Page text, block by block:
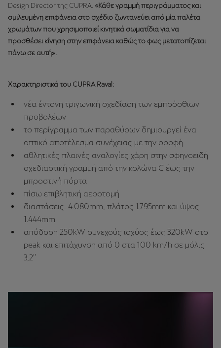
Design Director της CUPRA. «Κάθε γραμμή περιγράμματος και
σμιλευμένη επιφάνεια στο σχέδιο ζωντανεύει από μία παλέτα
χρωμάτων που χρησιμοποιεί κινητικά σωματίδια για να
προσθέσει κίνηση στην επιφάνεια καθώς το φως μετατοπίζεται
πάνω σε αυτή».
Χαρακτηριστικά του CUPRA Raval:
νέα έντονη τριγωνική σχεδίαση των εμπρόσθιων
προβολέων
το περίγραμμα των παραθύρων δημιουργεί ένα
οπτικό αποτέλεσμα συνέχειας με την οροφή
αθλητικές πλαινές αναλογίες χάρη στην σφηνοειδή
σχεδιαστική γραμμή από την κολώνα C έως την
μπροστινή πόρτα
πίσω επιβλητική αεροτομή
διαστάσεις: 4.080mm, πλάτος 1.795mm και ύψος
1.444mm
απόδοση 250kW συνεχούς ισχύος έως 320kW στο
peak και επιτάχυνση από 0 στα 100 km/h σε μόλις
3,2΄΄